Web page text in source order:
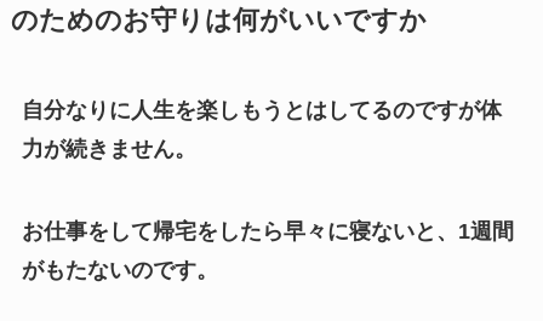
のためのお守りは何がいいですか
自分なりに人生を楽しもうとはしてるのですが体
力が続きません。
お仕事をして帰宅をしたら早々に寝ないと、1週間
がもたないのです。